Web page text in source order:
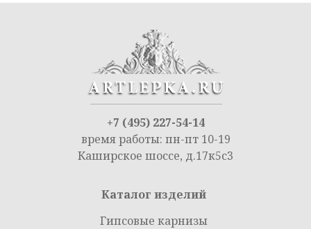
+7 (495) 227-54-14
время работы: пн-пт 10-19
Каширское шоссе, д.17к5с3
Каталог изделий
Гипсовые карнизы